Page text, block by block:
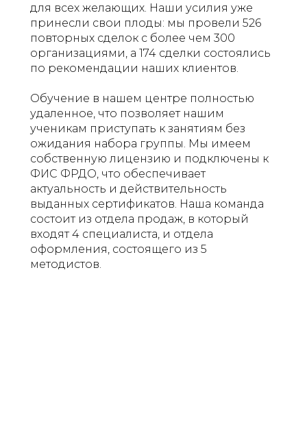
для всех желающих. Наши усилия уже
принесли свои плоды: мы провели 526
повторных сделок с более чем 300
организациями, а 174 сделки состоялись
по рекомендации наших клиентов.
Обучение в нашем центре полностью
удаленное, что позволяет нашим
ученикам приступать к занятиям без
ожидания набора группы. Мы имеем
собственную лицензию и подключены к
ФИС ФРДО, что обеспечивает
актуальность и действительность
выданных сертификатов. Наша команда
состоит из отдела продаж, в который
входят 4 специалиста, и отдела
оформления, состоящего из 5
методистов.